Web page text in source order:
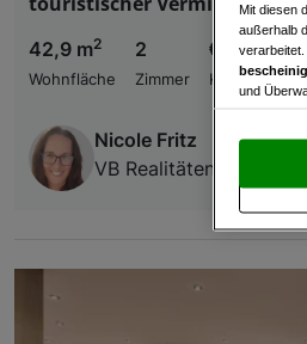
42,9 m2
Wohnfläche
2
Zimmer
€
Kaufpreis
Nicole Fritz
VB Realitäten
Mit diesen
außerhalb
verarbeitet.
und
und
„Cookie
Zugriff auf
und der